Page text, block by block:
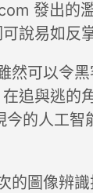
發出的
說易如反
然可以令
追與逃的
的人工智
的圖像辨